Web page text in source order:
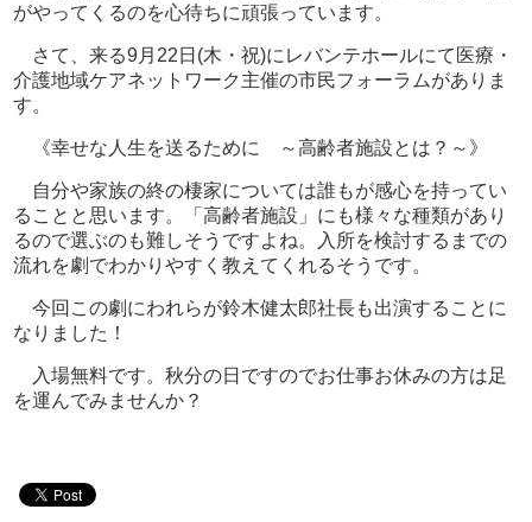
がやってくるのを心待ちに頑張っています。
さて、来る9月22日(木・祝)にレバンテホールにて医療・
介護地域ケアネットワーク主催の市民フォーラムがありま
す。
《幸せな人生を送るために ～高齢者施設とは？～》
自分や家族の終の棲家については誰もが感心を持ってい
ることと思います。「高齢者施設」にも様々な種類があり
るので選ぶのも難しそうですよね。入所を検討するまでの
流れを劇でわかりやすく教えてくれるそうです。
今回この劇にわれらが鈴木健太郎社長も出演することに
なりました！
入場無料です。秋分の日ですのでお仕事お休みの方は足
を運んでみませんか？